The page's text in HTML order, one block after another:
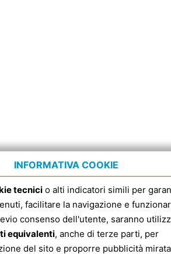
INFORMATIVA COOKIE
tecnici o alti indicatori simili per
facilitare la navigazione e
consenso dell'utente, saranno
equivalenti, anche di terze parti, per
del sito e proporre pubblicità